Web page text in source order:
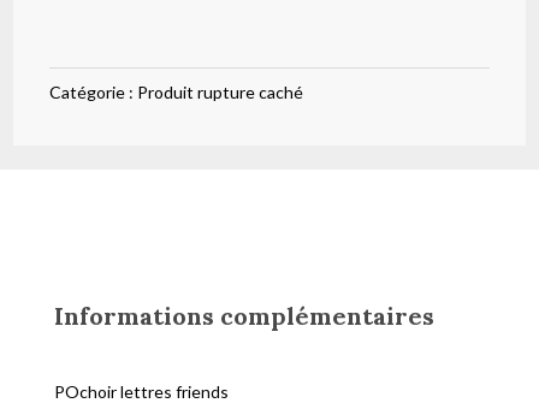
Catégorie : Produit rupture caché
Informations complémentaires
POchoir lettres friends